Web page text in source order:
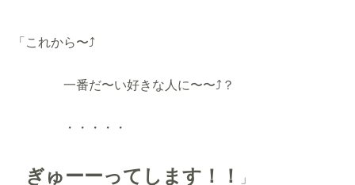
「これから〜⤴︎
一番だ〜い好きな人に〜〜⤴︎？
・・・・・
ぎゅーーってします！！ 」